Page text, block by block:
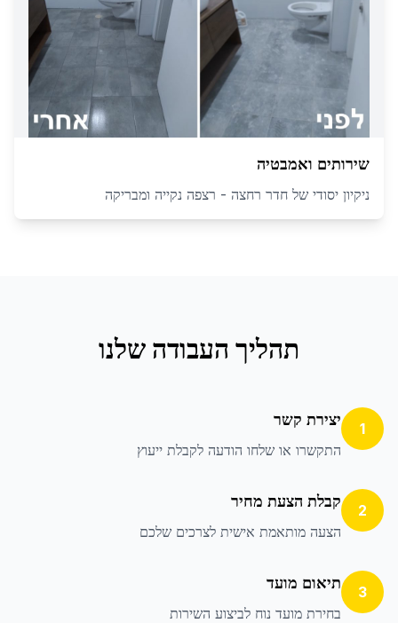
שירותים ואמבטיה
ניקיון יסודי של חדר רחצה - רצפה נקייה ומבריקה
תהליך העבודה שלנו
1 יצירת קשר
התקשרו או שלחו הודעה לקבלת ייעוץ
2 קבלת הצעת מחיר
הצעה מותאמת אישית לצרכים שלכם
3 תיאום מועד
בחירת מועד נוח לביצוע השירות